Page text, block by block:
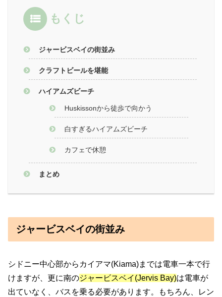
もくじ
ジャービスベイの街並み
クラフトビールを堪能
ハイアムズビーチ
Huskissonから徒歩で向かう
白すぎるハイアムズビーチ
カフェで休憩
まとめ
ジャービスベイの街並み
シドニー中心部からカイアマ(Kiama)までは電車一本で行
けますが、更に南のジャービスベイ(Jervis Bay)は電車が
出ていなく、バスを乗る必要があります。もちろん、レン